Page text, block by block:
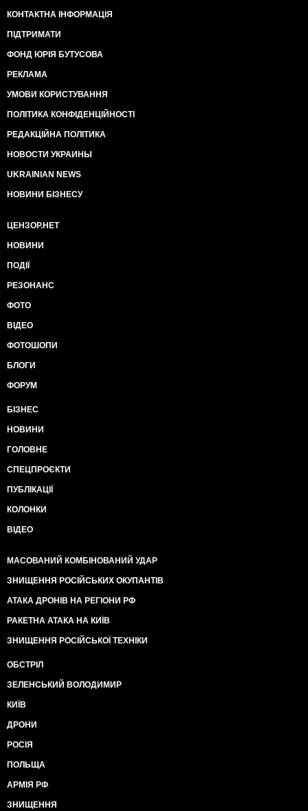
КОНТАКТНА ІНФОРМАЦІЯ
ПІДТРИМАТИ
ФОНД ЮРІЯ БУТУСОВА
РЕКЛАМА
УМОВИ КОРИСТУВАННЯ
ПОЛІТИКА КОНФІДЕНЦІЙНОСТІ
РЕДАКЦІЙНА ПОЛІТИКА
НОВОСТИ УКРАИНЫ
UKRAINIAN NEWS
НОВИНИ БІЗНЕСУ
ЦЕНЗОР.НЕТ
НОВИНИ
ПОДІЇ
РЕЗОНАНС
ФОТО
ВІДЕО
ФОТОШОПИ
БЛОГИ
ФОРУМ
БІЗНЕС
НОВИНИ
ГОЛОВНЕ
СПЕЦПРОЄКТИ
ПУБЛІКАЦІЇ
КОЛОНКИ
ВІДЕО
МАСОВАНИЙ КОМБІНОВАНИЙ УДАР
ЗНИЩЕННЯ РОСІЙСЬКИХ ОКУПАНТІВ
АТАКА ДРОНІВ НА РЕГІОНИ РФ
РАКЕТНА АТАКА НА КИЇВ
ЗНИЩЕННЯ РОСІЙСЬКОЇ ТЕХНІКИ
ОБСТРІЛ
ЗЕЛЕНСЬКИЙ ВОЛОДИМИР
КИЇВ
ДРОНИ
РОСІЯ
ПОЛЬЩА
АРМІЯ РФ
ЗНИЩЕННЯ